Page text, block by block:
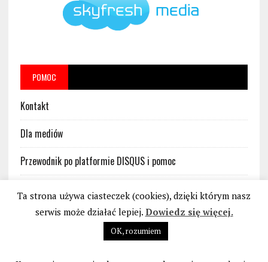
POMOC
Kontakt
Dla mediów
Przewodnik po platformie DISQUS i pomoc
Regulamin platformy DISQUS w serwisie BankoweBezprawie.pl
Ta strona używa ciasteczek (cookies), dzięki którym nasz
serwis może działać lepiej. Dowiedz się więcej.
OK, rozumiem